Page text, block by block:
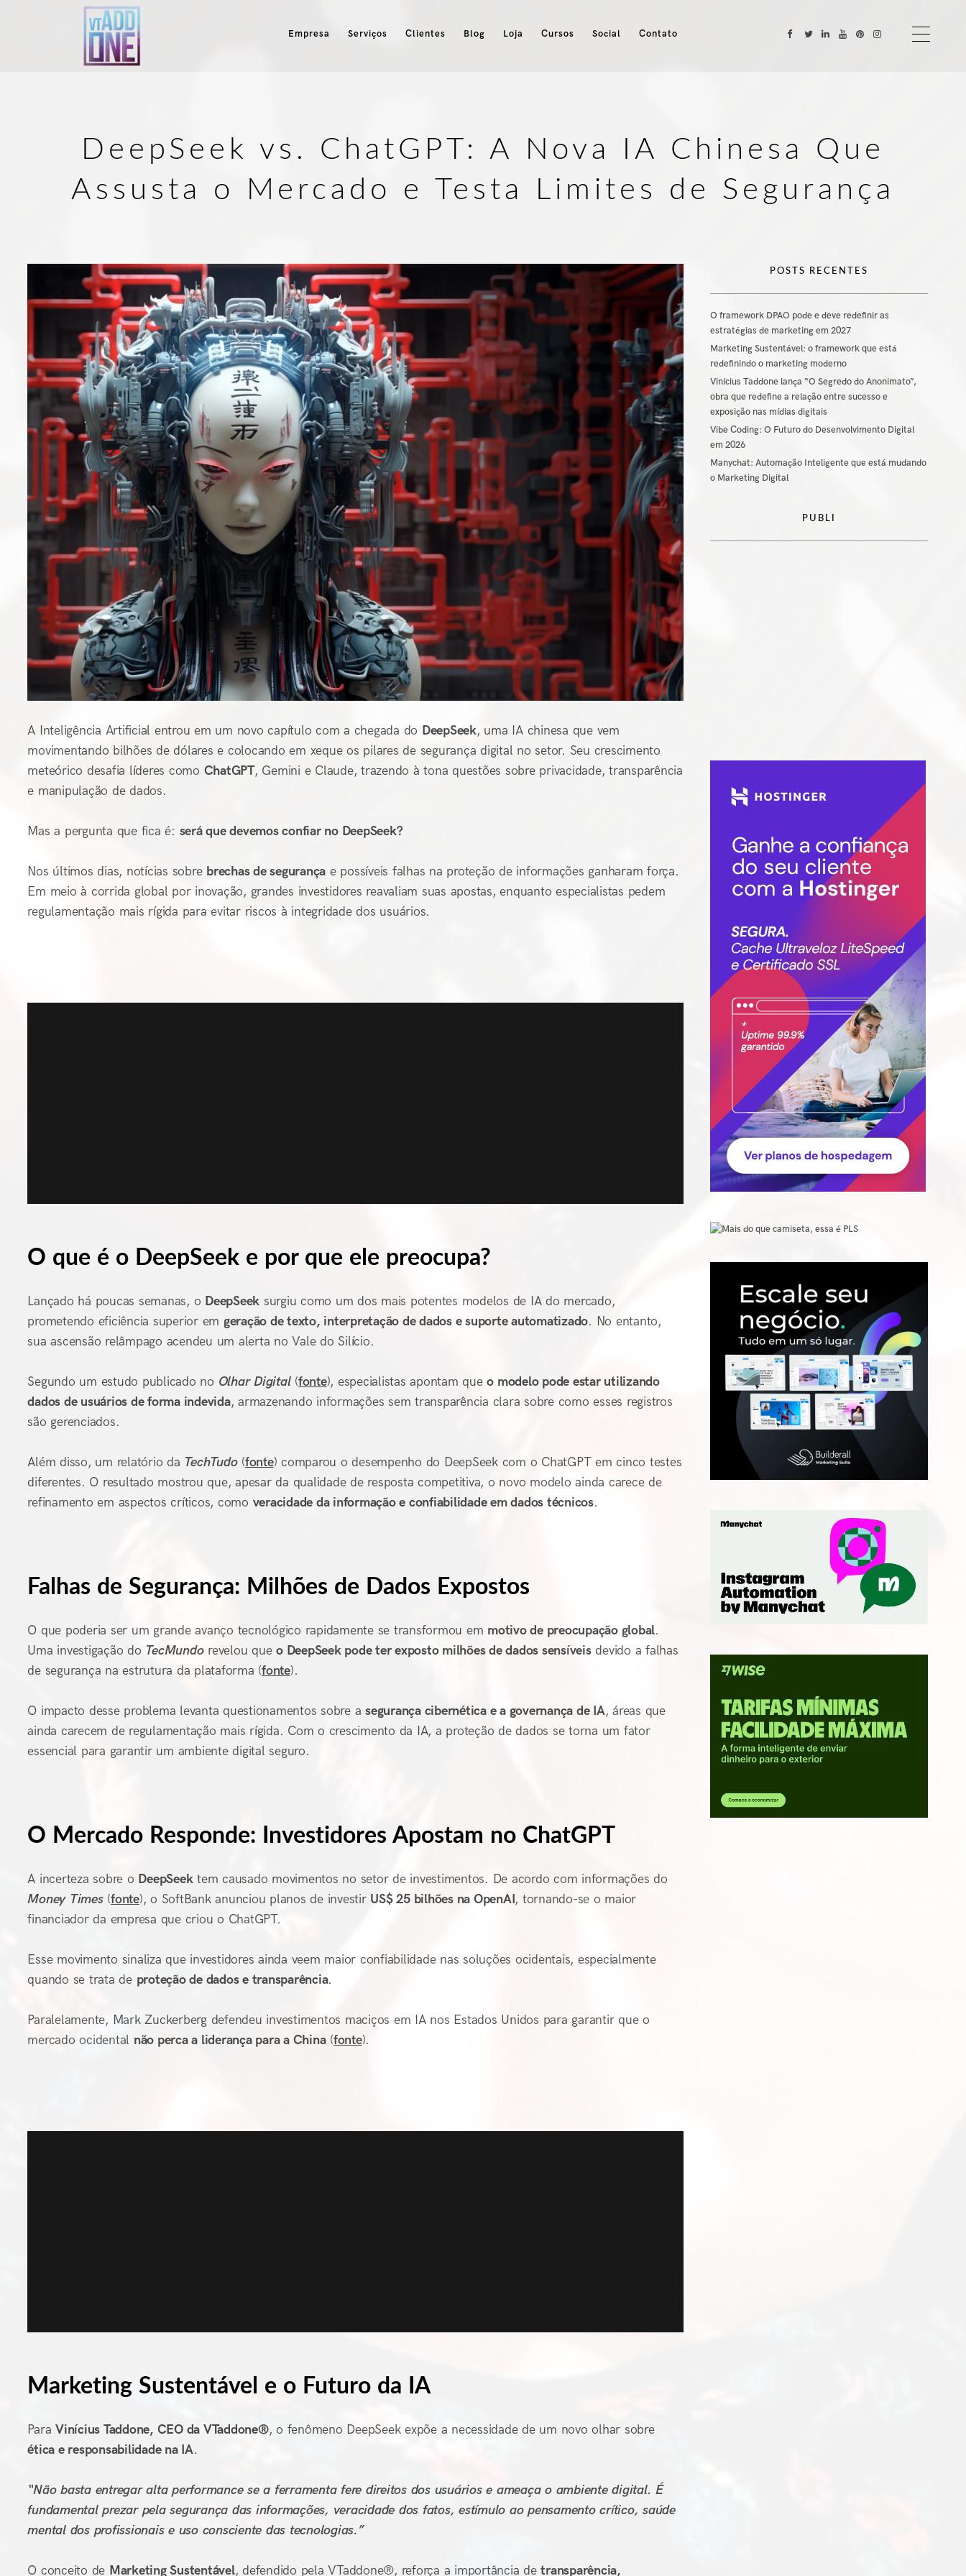
Empresa Serviços Clientes Blog Loja Cursos Social Contato
DeepSeek vs. ChatGPT: A Nova IA Chinesa Que
Assusta o Mercado e Testa Limites de Segurança
A Inteligência Artificial entrou em um novo capítulo com a chegada do DeepSeek, uma IA chinesa que vem
movimentando bilhões de dólares e colocando em xeque os pilares de segurança digital no setor. Seu crescimento
meteórico desafia líderes como ChatGPT, Gemini e Claude, trazendo à tona questões sobre privacidade, transparência
e manipulação de dados.
Mas a pergunta que fica é: será que devemos confiar no DeepSeek?
Nos últimos dias, notícias sobre brechas de segurança e possíveis falhas na proteção de informações ganharam força.
Em meio à corrida global por inovação, grandes investidores reavaliam suas apostas, enquanto especialistas pedem
regulamentação mais rígida para evitar riscos à integridade dos usuários.
O que é o DeepSeek e por que ele preocupa?
Lançado há poucas semanas, o DeepSeek surgiu como um dos mais potentes modelos de IA do mercado,
prometendo eficiência superior em geração de texto, interpretação de dados e suporte automatizado. No entanto,
sua ascensão relâmpago acendeu um alerta no Vale do Silício.
Segundo um estudo publicado no Olhar Digital(fonte), especialistas apontam queo modelo pode estar utilizando
dados de usuários de forma indevida, armazenando informações sem transparência clara sobre como esses registros
são gerenciados.
Além disso, um relatório da TechTudo(fonte) comparou o desempenho do DeepSeek com o ChatGPT em cinco testes
diferentes. O resultado mostrou que, apesar da qualidade de resposta competitiva, o novo modelo ainda carece de
refinamento em aspectos críticos, como veracidade da informação e confiabilidade em dados técnicos.
Falhas de Segurança: Milhões de Dados Expostos
O que poderia ser um grande avanço tecnológico rapidamente se transformou em motivo de preocupação global.
Uma investigação do TecMundorevelou queo DeepSeek pode ter exposto milhões de dados sensíveisdevido a falhas
de segurança na estrutura da plataforma (fonte).
O impacto desse problema levanta questionamentos sobre asegurança cibernética e a governança de IA, áreas que
ainda carecem de regulamentação mais rígida. Com o crescimento da IA, a proteção de dados se torna um fator
essencial para garantir um ambiente digital seguro.
O Mercado Responde: Investidores Apostam no ChatGPT
A incerteza sobre o DeepSeektem causado movimentos no setor de investimentos. De acordo com informações do
Money Times(fonte), o SoftBank anunciou planos de investir US$ 25 bilhões na OpenAI , tornando-se o maior
financiador da empresa que criou o ChatGPT.
Esse movimento sinaliza que investidores ainda veem maior confiabilidade nas soluções ocidentais, especialmente
quando se trata de proteção de dados e transparência.
Paralelamente, Mark Zuckerberg defendeu investimentos maciços em IA nos Estados Unidos para garantir que o
mercado ocidental não perca a liderança para a China(fonte).
Marketing Sustentável e o Futuro da IA
ParaVinícius Taddone, CEO da VTaddone®, o fenômeno DeepSeek expõe a necessidade de um novo olhar sobre
ética e responsabilidade na IA.
“Não basta entregar alta performance se a ferramenta fere direitos dos usuários e ameaça o ambiente digital. É
fundamental prezar pela segurança das informações, veracidade dos fatos, estímulo ao pensamento crítico, saúde
mental dos profissionais e uso consciente das tecnologias.”
O conceito de Marketing Sustentável, defendido pela VTaddone®, reforça a importância detransparência,
POSTS RECENTES
O framework DPAO pode e deve redefinir as
estratégias de marketing em 2027
Marketing Sustentável: o framework que está
redefinindo o marketing moderno
Vinícius Taddone lança “O Segredo do Anonimato”,
obra que redefine a relação entre sucesso e
exposição nas mídias digitais
Vibe Coding: O Futuro do Desenvolvimento Digital
em 2026
Manychat: Automação Inteligente que está mudando
o Marketing Digital
PUBLI